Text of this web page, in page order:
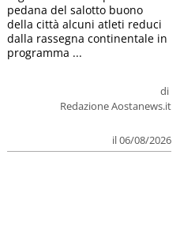
di
Redazione Aostanews.it
il 06/08/2026
pedana del salotto buono
della città alcuni atleti reduci
dalla rassegna continentale in
programma ...